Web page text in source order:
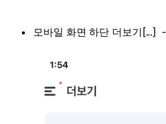
모바일 화면 하단 더보기[...]